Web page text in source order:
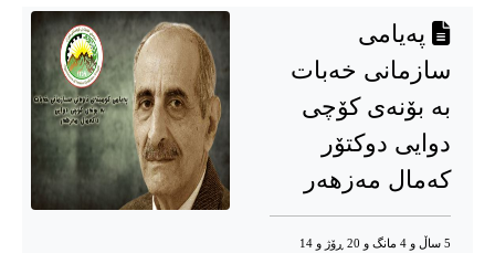
پەیامی
سازمانی خەبات
بە بۆنەی کۆچی
دوایی دوکتۆر
کەمال مەزهەر
5 ساڵ و 4 مانگ و 20 ڕۆژ و 14